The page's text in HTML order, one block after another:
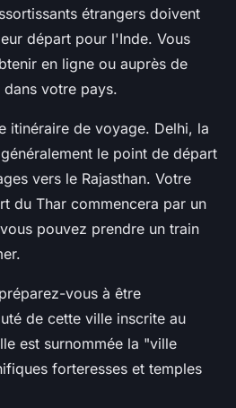
étrangers doivent
départ pour l'Inde. Vous
en ligne ou auprès de
votre pays.
itinéraire de voyage. Delhi, la
le point de départ
vers le Rajasthan. Votre
du Thar commencera par un
pouvez prendre un train
vous à être
de cette ville inscrite au
est surnommée la "ville
forteresses et temples